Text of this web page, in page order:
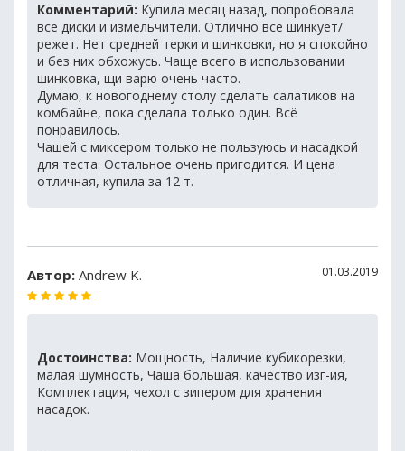
Комментарий: Купила месяц назад, попробовала
все диски и измельчители. Отлично все шинкует/
режет. Нет средней терки и шинковки, но я спокойно
и без них обхожусь. Чаще всего в использовании
шинковка, щи варю очень часто.
Думаю, к новогоднему столу сделать салатиков на
комбайне, пока сделала только один. Всё
понравилось.
Чашей с миксером только не пользуюсь и насадкой
для теста. Остальное очень пригодится. И цена
отличная, купила за 12 т.
Автор: Andrew K. 01.03.2019
Достоинства: Мощность, Наличие кубикорезки,
малая шумность, Чаша большая, качество изг-ия,
Комплектация, чехол с зипером для хранения
насадок.